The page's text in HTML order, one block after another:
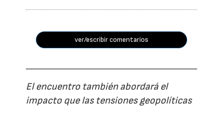
ver/escribir comentarios
El encuentro también abordará el
impacto que las tensiones geopolíticas